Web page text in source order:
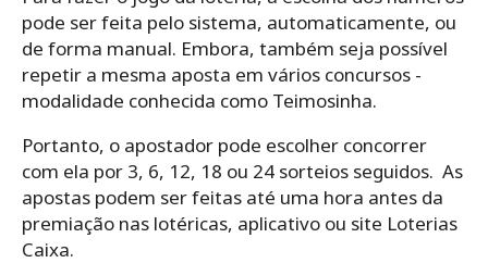
‌pode‌ ‌ser‌ ‌feita‌ ‌pelo‌ ‌sistema,‌ ‌automaticamente,‌ ‌ou‌
‌de‌ ‌forma‌ ‌manual.‌ Embora, ‌também‌ ‌seja‌ ‌possível‌
‌repetir‌ ‌a‌ ‌mesma‌ ‌aposta‌ ‌em‌ ‌vários‌ ‌concursos -‌
‌modalidade‌ ‌conhecida‌ ‌como‌ ‌Teimosinha.‌ ‌
Portanto, o ‌apostador‌ ‌pode‌ ‌escolher‌ ‌concorrer‌
‌com‌ ‌ela‌ ‌por‌ ‌3,‌ ‌6,‌ ‌12,‌ ‌18‌ ‌ou‌ ‌24‌ ‌sorteios seguidos.‌ ‌ As
apostas podem ser feitas até uma hora antes da
premiação nas lotéricas, aplicativo ou site Loterias
Caixa.